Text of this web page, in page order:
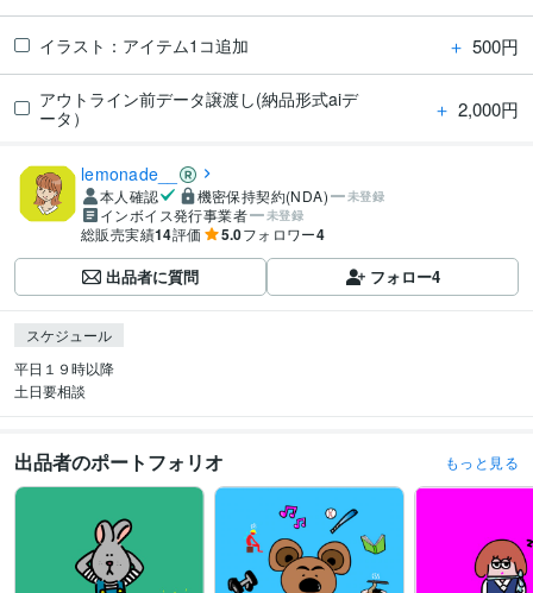
イラスト：アイテム1コ追加 ＋ 500円
アウトライン前データ譲渡し(納品形式aiデ
ータ）
＋ 2,000円
lemonade__
本人確認 機密保持契約(NDA) 未登録
インボイス発行事業者 未登録
総販売実績14評価 5.0フォロワー4
出品者に質問 フォロー4
スケジュール
平日１９時以降
土日要相談
出品者のポートフォリオ もっと見る